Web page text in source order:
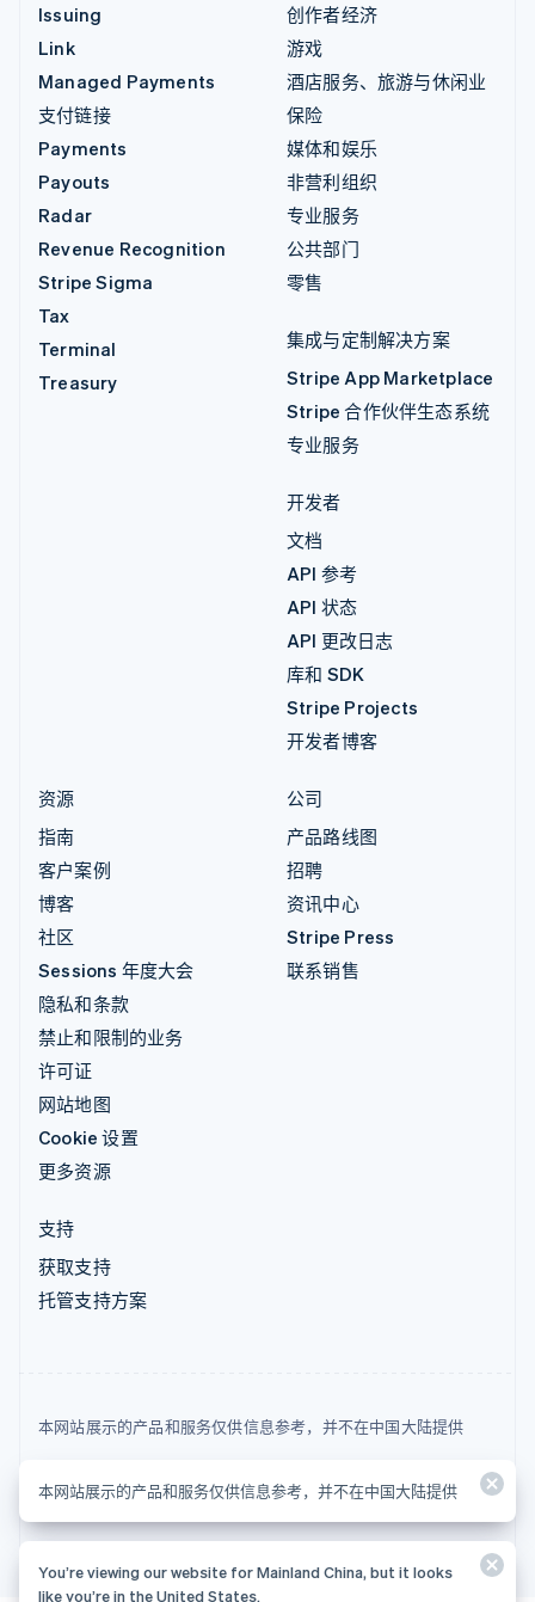
Issuing
Link
Managed Payments
支付链接
Payments
Payouts
Radar
Revenue Recognition
Stripe Sigma
Tax
Terminal
Treasury
创作者经济
游戏
酒店服务、旅游与休闲业
保险
媒体和娱乐
非营利组织
专业服务
公共部门
零售
集成与定制解决方案
Stripe App Marketplace
Stripe 合作伙伴生态系统
专业服务
开发者
文档
API 参考
API 状态
API 更改日志
库和 SDK
Stripe Projects
开发者博客
资源
指南
客户案例
博客
社区
Sessions 年度大会
隐私和条款
禁止和限制的业务
许可证
网站地图
Cookie 设置
更多资源
公司
产品路线图
招聘
资讯中心
Stripe Press
联系销售
支持
获取支持
托管支持方案
本网站展示的产品和服务仅供信息参考，并不在中国大陆提供
© 2026 Stripe, LLC
本网站展示的产品和服务仅供信息参考，并不在中国大陆提供
You’re viewing our website for Mainland China, but it looks
like you’re in the United States.